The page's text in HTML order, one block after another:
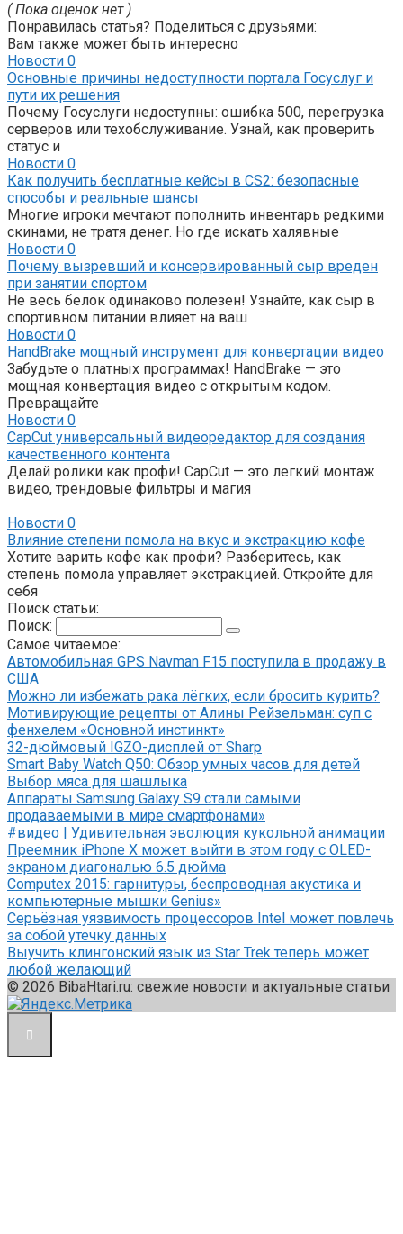
( Пока оценок нет )
Понравилась статья? Поделиться с друзьями:
Вам также может быть интересно
Новости 0
Основные причины недоступности портала Госуслуг и
пути их решения
Почему Госуслуги недоступны: ошибка 500, перегрузка
серверов или техобслуживание. Узнай, как проверить
статус и
Новости 0
Как получить бесплатные кейсы в CS2: безопасные
способы и реальные шансы
Многие игроки мечтают пополнить инвентарь редкими
скинами, не тратя денег. Но где искать халявные
Новости 0
Почему вызревший и консервированный сыр вреден
при занятии спортом
Не весь белок одинаково полезен! Узнайте, как сыр в
спортивном питании влияет на ваш
Новости 0
HandBrake мощный инструмент для конвертации видео
Забудьте о платных программах! HandBrake — это
мощная конвертация видео с открытым кодом.
Превращайте
Новости 0
CapCut универсальный видеоредактор для создания
качественного контента
Делай ролики как профи! CapCut — это легкий монтаж
видео, трендовые фильтры и магия
Новости 0
Влияние степени помола на вкус и экстракцию кофе
Хотите варить кофе как профи? Разберитесь, как
степень помола управляет экстракцией. Откройте для
себя
Поиск статьи:
Поиск:
Самое читаемое:
Автомобильная GPS Navman F15 поступила в продажу в
США
Можно ли избежать рака лёгких, если бросить курить?
Мотивирующие рецепты от Алины Рейзельман: суп с
фенхелем «Основной инстинкт»
32-дюймовый IGZO-дисплей от Sharp
Smart Baby Watch Q50: Обзор умных часов для детей
Выбор мяса для шашлыка
Аппараты Samsung Galaxy S9 стали самыми
продаваемыми в мире смартфонами»
#видео | Удивительная эволюция кукольной анимации
Преемник iPhone X может выйти в этом году с OLED-
экраном диагональю 6.5 дюйма
Computex 2015: гарнитуры, беспроводная акустика и
компьютерные мышки Genius»
Серьёзная уязвимость процессоров Intel может повлечь
за собой утечку данных
Выучить клингонский язык из Star Trek теперь может
любой желающий
© 2026 BibaHtari.ru: свежие новости и актуальные статьи